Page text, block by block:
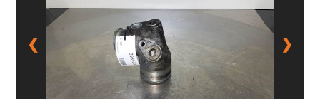
❮ ❯